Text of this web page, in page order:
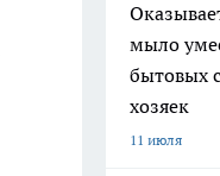
мыло
бытовых
хозяек
11 июля